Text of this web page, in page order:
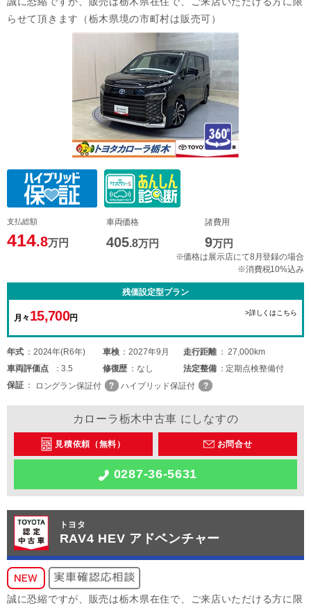
らせて頂きます（栃木県境の市町村は販売可）
支払総額
414.8万円
車両価格
405.8万円
諸費用
9万円
※価格は展示店にて8月登録の場合
※消費税10%込み
残価設定型プラン
月々 15,700円
>詳しくはこちら
年式 2024年(R6年) 車検 2027年9月 走行距離
27,000km
車両評価点 3.5 修復歴 なし 法定整備
定期点検整備付
保証
ロングラン保証付 ハイブリッド保証付
カローラ栃木中古車 にしなすの
見積依頼（無料） お問合せ
0287-36-5631
トヨタ
RAV4 HEV アドベンチャー
誠に恐縮ですが、販売は栃木県在住で、ご来店いただける方に限